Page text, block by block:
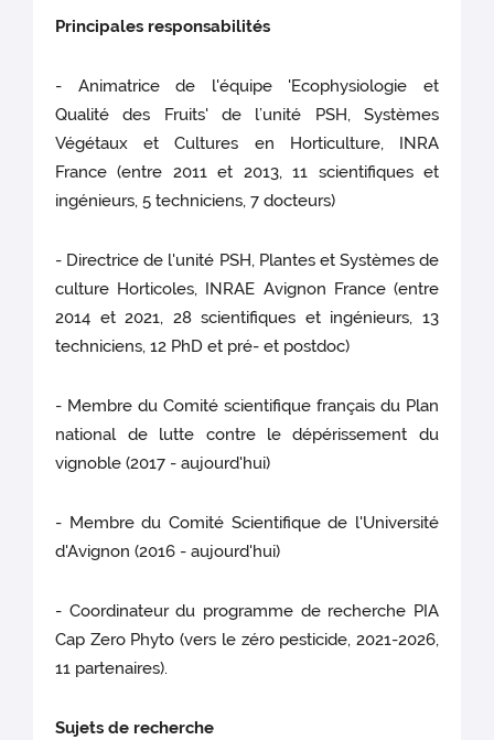
Principales responsabilités
- Animatrice de l'équipe 'Ecophysiologie et
Qualité des Fruits' de l’unité PSH, Systèmes
Végétaux et Cultures en Horticulture, INRA
France (entre 2011 et 2013, 11 scientifiques et
ingénieurs, 5 techniciens, 7 docteurs)
- Directrice de l'unité PSH, Plantes et Systèmes de
culture Horticoles, INRAE Avignon France (entre
2014 et 2021, 28 scientifiques et ingénieurs, 13
techniciens, 12 PhD et pré- et postdoc)
- Membre du Comité scientifique français du Plan
national de lutte contre le dépérissement du
vignoble (2017 - aujourd'hui)
- Membre du Comité Scientifique de l'Université
d'Avignon (2016 - aujourd'hui)
- Coordinateur du programme de recherche PIA
Cap Zero Phyto (vers le zéro pesticide, 2021-2026,
11 partenaires).
Sujets de recherche